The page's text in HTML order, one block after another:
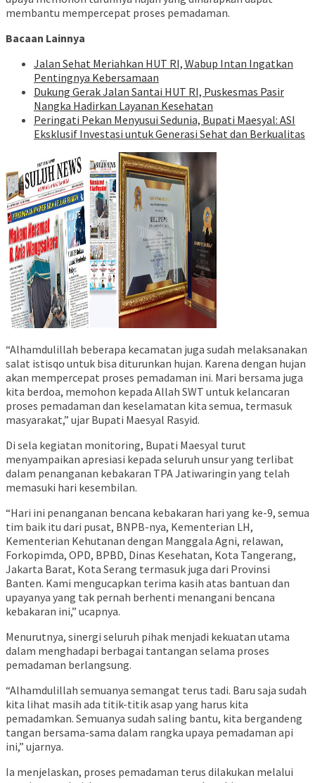
membantu mempercepat proses pemadaman.
Bacaan Lainnya
Jalan Sehat Meriahkan HUT RI, Wabup Intan Ingatkan
Pentingnya Kebersamaan
Dukung Gerak Jalan Santai HUT RI, Puskesmas Pasir
Nangka Hadirkan Layanan Kesehatan
Peringati Pekan Menyusui Sedunia, Bupati Maesyal: ASI
Eksklusif Investasi untuk Generasi Sehat dan Berkualitas
“Alhamdulillah beberapa kecamatan juga sudah melaksanakan
salat istisqo untuk bisa diturunkan hujan. Karena dengan hujan
akan mempercepat proses pemadaman ini. Mari bersama juga
kita berdoa, memohon kepada Allah SWT untuk kelancaran
proses pemadaman dan keselamatan kita semua, termasuk
masyarakat,” ujar Bupati Maesyal Rasyid.
Di sela kegiatan monitoring, Bupati Maesyal turut
menyampaikan apresiasi kepada seluruh unsur yang terlibat
dalam penanganan kebakaran TPA Jatiwaringin yang telah
memasuki hari kesembilan.
“Hari ini penanganan bencana kebakaran hari yang ke-9, semua
tim baik itu dari pusat, BNPB-nya, Kementerian LH,
Kementerian Kehutanan dengan Manggala Agni, relawan,
Forkopimda, OPD, BPBD, Dinas Kesehatan, Kota Tangerang,
Jakarta Barat, Kota Serang termasuk juga dari Provinsi
Banten. Kami mengucapkan terima kasih atas bantuan dan
upayanya yang tak pernah berhenti menangani bencana
kebakaran ini,” ucapnya.
Menurutnya, sinergi seluruh pihak menjadi kekuatan utama
dalam menghadapi berbagai tantangan selama proses
pemadaman berlangsung.
“Alhamdulillah semuanya semangat terus tadi. Baru saja sudah
kita lihat masih ada titik-titik asap yang harus kita
pemadamkan. Semuanya sudah saling bantu, kita bergandeng
tangan bersama-sama dalam rangka upaya pemadaman api
ini,” ujarnya.
Ia menjelaskan, proses pemadaman terus dilakukan melalui